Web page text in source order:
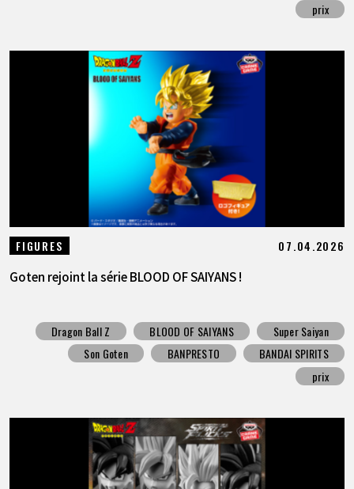
prix
FIGURES 07.04.2026
Goten rejoint la série BLOOD OF SAIYANS !
Dragon Ball Z BLOOD OF SAIYANS
Super Saiyan
Son Goten
BANPRESTO
BANDAI SPIRITS
prix